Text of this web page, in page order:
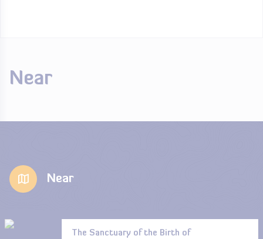
Near
Near
The Sanctuary of the Birth of